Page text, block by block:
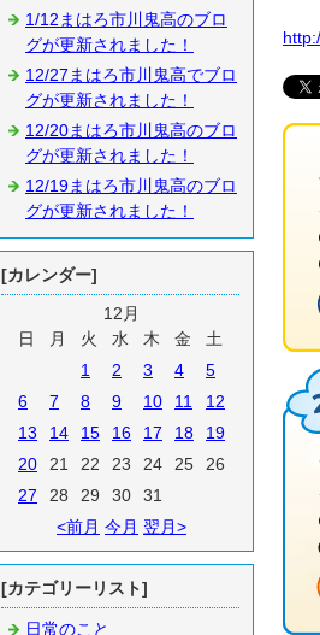
1/12まはろ市川鬼高のブロ
グが更新されました！
12/27まはろ市川鬼高でブロ
グが更新されました！
12/20まはろ市川鬼高のブロ
グが更新されました！
12/19まはろ市川鬼高のブロ
グが更新されました！
[カレンダー]
12月
日
月 火 水 木 金
土
1
2 3 4
5
6
7 8 9 10 11
12
13
14 15 16 17 18
19
20
21 22 23 24 25
26
27
28 29 30
31
<前月 今月 翌月>
[カテゴリーリスト]
日常のこと